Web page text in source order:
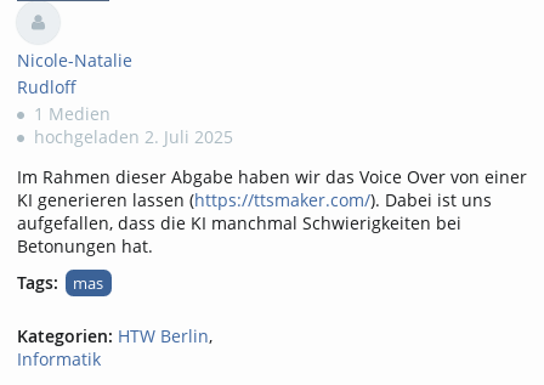
Nicole-Natalie
Rudloff
1 Medien
hochgeladen 2. Juli 2025
Im Rahmen dieser Abgabe haben wir das Voice Over von einer
KI generieren lassen (https://ttsmaker.com/). Dabei ist uns
aufgefallen, dass die KI manchmal Schwierigkeiten bei
Betonungen hat.
Tags:
mas
Kategorien: HTW Berlin,
Informatik